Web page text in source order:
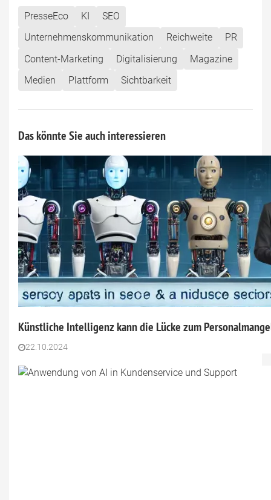
PresseEco KI
SEO
Unternehmenskommunikation
Reichweite
PR
Content-Marketing
Digitalisierung
Magazine
Medien
Plattform Sichtbarkeit
Das könnte Sie auch interessieren
Künstliche Intelligenz kann die Lücke zum
22.10.2024